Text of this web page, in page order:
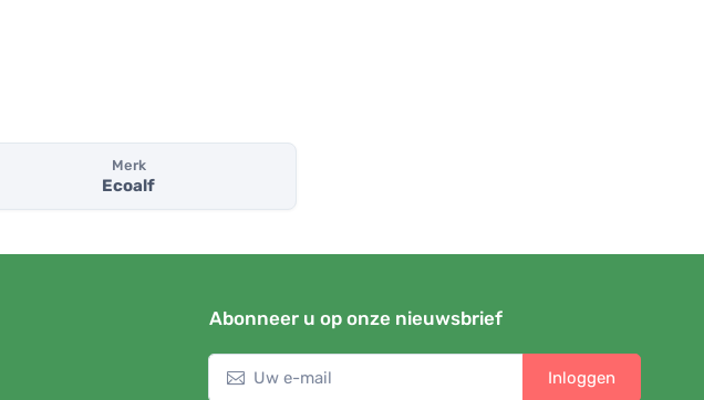
Merk
Ecoalf
Abonneer u op onze nieuwsbrief
Inloggen